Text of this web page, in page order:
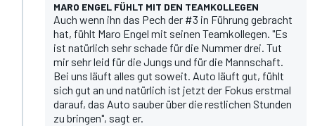
MARO ENGEL FÜHLT MIT DEN TEAMKOLLEGEN
Auch wenn ihn das Pech der #3 in Führung gebracht
hat, fühlt Maro Engel mit seinen Teamkollegen. "Es
ist natürlich sehr schade für die Nummer drei. Tut
mir sehr leid für die Jungs und für die Mannschaft.
Bei uns läuft alles gut soweit. Auto läuft gut, fühlt
sich gut an und natürlich ist jetzt der Fokus erstmal
darauf, das Auto sauber über die restlichen Stunden
zu bringen", sagt er.